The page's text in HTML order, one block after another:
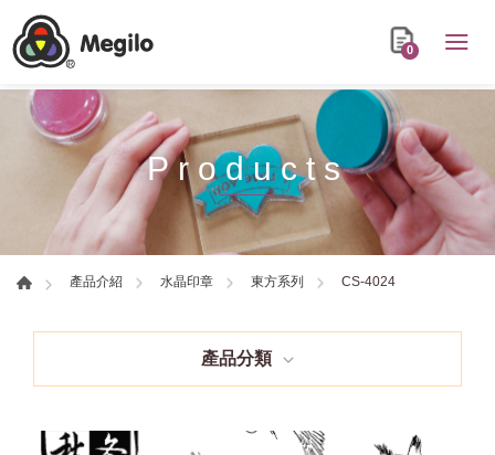
0
Products
產品介紹 水晶印章 東方系列 CS-4024
產品分類